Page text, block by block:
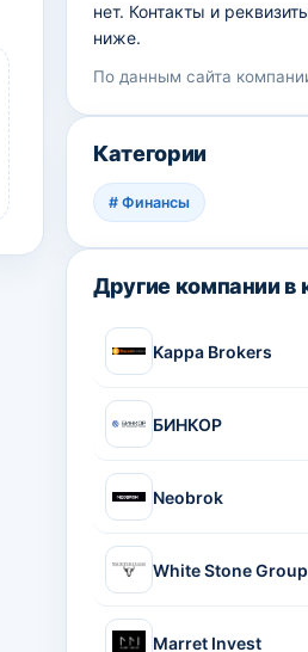
нет. Контакты и
ниже.
По данным сайта
Категории
# Финансы
Другие компании в
Kappa Brokers
БИНКОР
Neobrok
White Stone Group
Marret Invest